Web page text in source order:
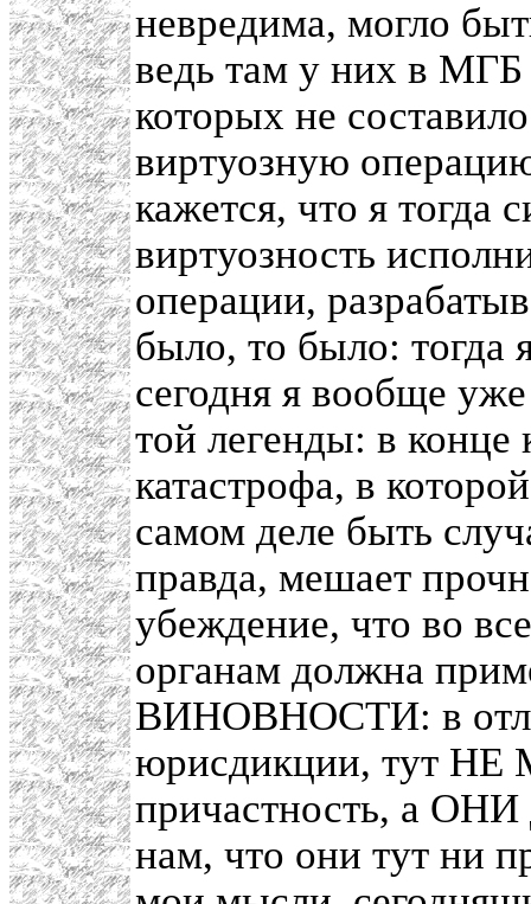
невредима, могло
ведь там у них в МГБ
которых не
виртуозную
кажется, что я тогда
виртуозность
операции,
было, то было: тогда
сегодня я вообще
той легенды: в конце
катастрофа, в
самом деле быть
правда, мешает
убеждение, что во
органам должна
ВИНОВНОСТИ: в
юрисдикции, тут НЕ
причастность, а
нам, что они тут ни